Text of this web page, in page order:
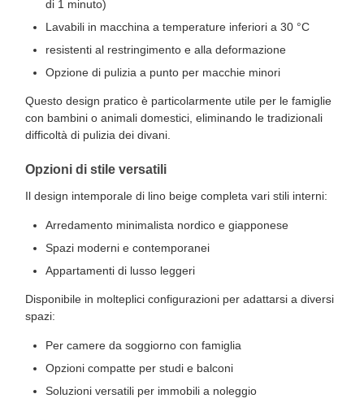
di 1 minuto)
Lavabili in macchina a temperature inferiori a 30 °C
resistenti al restringimento e alla deformazione
Opzione di pulizia a punto per macchie minori
Questo design pratico è particolarmente utile per le famiglie
con bambini o animali domestici, eliminando le tradizionali
difficoltà di pulizia dei divani.
Opzioni di stile versatili
Il design intemporale di lino beige completa vari stili interni:
Arredamento minimalista nordico e giapponese
Spazi moderni e contemporanei
Appartamenti di lusso leggeri
Disponibile in molteplici configurazioni per adattarsi a diversi
spazi:
Per camere da soggiorno con famiglia
Opzioni compatte per studi e balconi
Soluzioni versatili per immobili a noleggio